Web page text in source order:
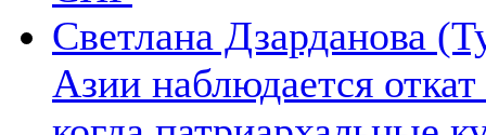
Светлана Дзарданова
Азии наблюдается